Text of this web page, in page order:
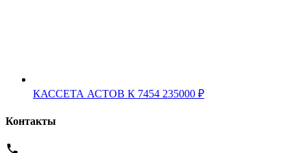
КАССЕТА АСТОВ К 7454 235000 ₽
Контакты